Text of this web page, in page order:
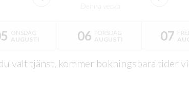
ONSDAG
AUGUSTI
06 TORSDAG
AUGUSTI
07
valt tjänst, kommer bokningsbara tider